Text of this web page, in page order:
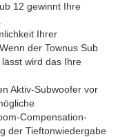
12 gewinnt Ihre
Ihrer
der Townus Sub
wird das Ihre
Aktiv-Subwoofer vor
Compensation-
der Tieftonwiedergabe